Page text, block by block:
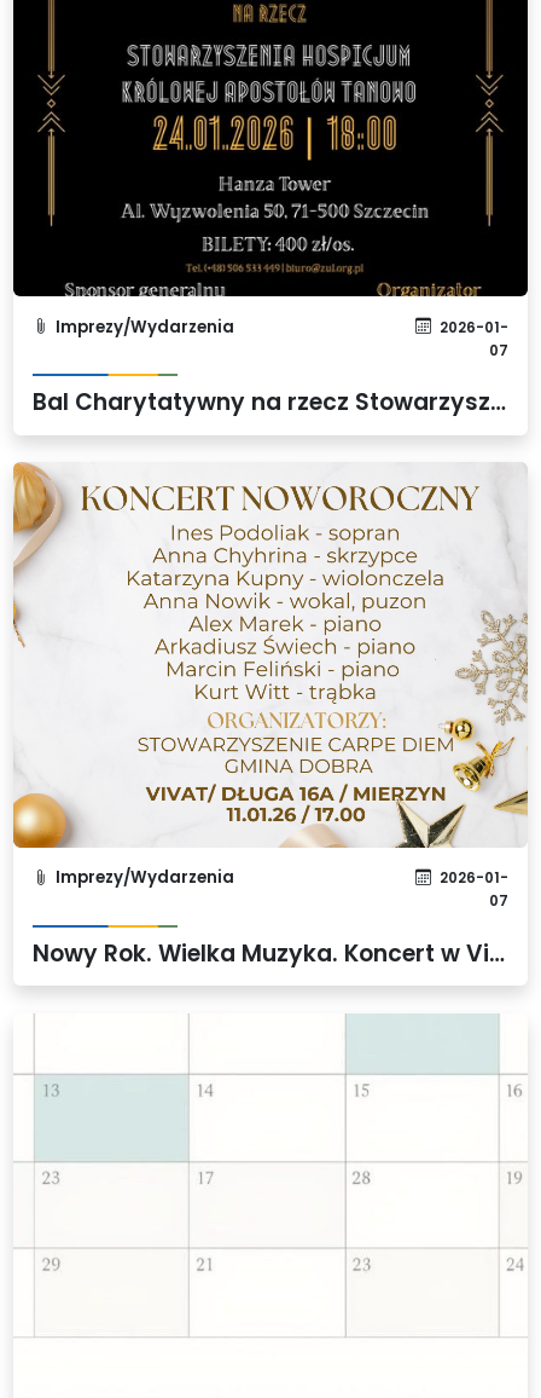
Imprezy/Wydarzenia
2026-01-
07
Bal Charytatywny na rzecz Stowarzyszenia Hospicjum Królowej Apostołów Tanowo
Imprezy/Wydarzenia
2026-01-
07
Nowy Rok. Wielka Muzyka. Koncert w Vivacie w Mierzynie